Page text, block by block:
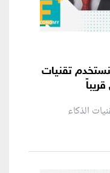
تقنيات
الذكاء